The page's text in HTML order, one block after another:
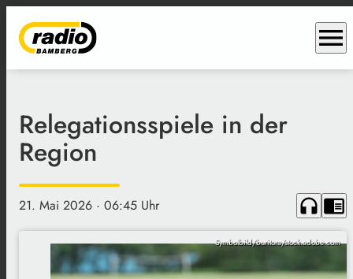
menu
Relegationsspiele in der
Region
21. Mai 2026 · 06:45 Uhr headphones chrome_reader_mode
Symbolbild/buritora/stock.adobe.com